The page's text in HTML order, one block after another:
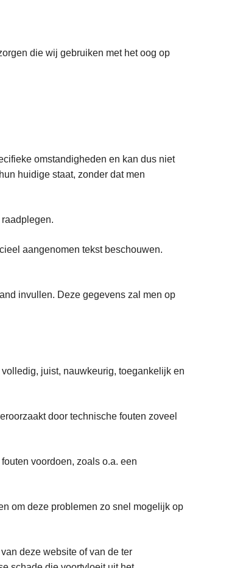
die wij gebruiken met het oog op
omstandigheden en kan dus niet
huidige staat, zonder dat men
aangenomen tekst beschouwen.
invullen. Deze gegevens zal men op
juist, nauwkeurig, toegankelijk en
door technische fouten zoveel
voordoen, zoals o.a. een
om deze problemen zo snel mogelijk op
deze website of van de ter